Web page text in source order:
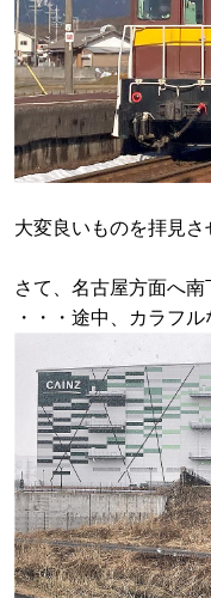
大変良いものを拝見さ
さて、名古屋方面へ南
・・・途中、カラフ